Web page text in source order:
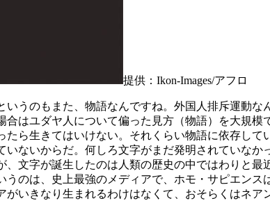
提供：Ikon-Images/アフロ
うのもまた、物語なんですね。外国人排斥運動な
はユダヤ人について偏った見方（物語）を大規
ら生きてはいけない。それくらい物語に依存して
ないからだ。何しろ文字がまだ発明されていな
文字が誕生したのは人類の歴史の中ではわりと
のは、史上最強のメディアで、ホモ・サピエン
いきなり生まれるわけはなくて、おそらくはネ